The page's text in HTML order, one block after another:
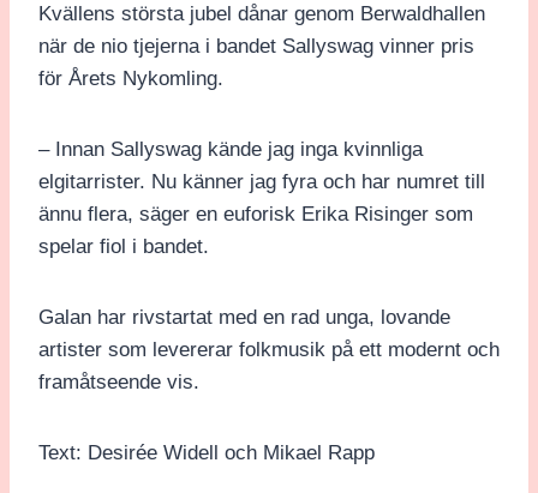
Kvällens största jubel dånar genom Berwaldhallen
när de nio tjejerna i bandet Sallyswag vinner pris
för Årets Nykomling.
– Innan Sallyswag kände jag inga kvinnliga
elgitarrister. Nu känner jag fyra och har numret till
ännu flera, säger en euforisk Erika Risinger som
spelar fiol i bandet.
Galan har rivstartat med en rad unga, lovande
artister som levererar folkmusik på ett modernt och
framåtseende vis.
Text: Desirée Widell och Mikael Rapp